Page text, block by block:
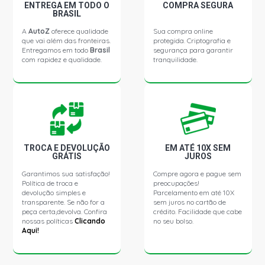
CORSA SEDAN CLASSIC LS SEDAN 1.0 8V VHCE
FLEXPOWER N10YFH L4 FLEX (2010 - 2016)
CORSA SEDAN CLASSIC SPIRIT SEDAN 1.0 8V VHCE
FLEXPOWER N10YFH L4 FLEX (2009 - 2009)
CORSA SEDAN CLASSIC LIFE SEDAN 1.0 8V GASOLINA
MONTANA COMBO PICKUP 1.4 8V ECONOFLEX N14YF
FLEX (2009 - 2010)
N14YF FLEX (2009 - 2010)
MONTANA LS PICKUP 1.4 8V ECONOFLEX N14YF FLEX
(2011 - 2016)
MONTANA SPORT PICKUP 1.4 8V ECONOFLEX N14YF
ENTREGA EM TODO O
BRASIL
AAutoZ oferece qualidade
que vai além das fronteiras.
Entregamos em todoBrasil
com rapidez e qualidade.
COMPRA SEGURA
Sua compra online
protegida. Criptografia e
segurança para garantir
tranquilidade.
TROCA E DEVOLUÇÃO
GRÁTIS
Garantimos sua satisfação!
Política de troca e
devolução simples e
transparente. Se não for a
peça certa,devolva. Confira
nossas políticasClicando
Aqui!
EM ATÉ 10X SEM
JUROS
Compre agora e pague sem
preocupações!
Parcelamento em até 10X
sem juros no cartão de
crédito. Facilidade que cabe
no seu bolso.